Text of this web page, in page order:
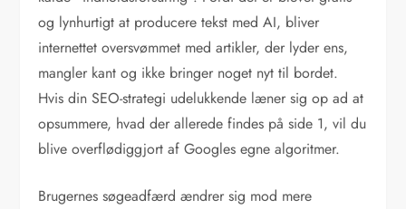
og lynhurtigt at producere tekst med AI, bliver
internettet oversvømmet med artikler, der lyder ens,
mangler kant og ikke bringer noget nyt til bordet.
Hvis din SEO-strategi udelukkende læner sig op ad at
opsummere, hvad der allerede findes på side 1, vil du
blive overflødiggjort af Googles egne algoritmer.
Brugernes søgeadfærd ændrer sig mod mere